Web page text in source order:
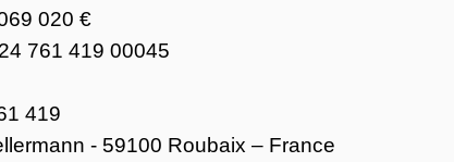
020 €
761 419 00045
419
- 59100 Roubaix – France